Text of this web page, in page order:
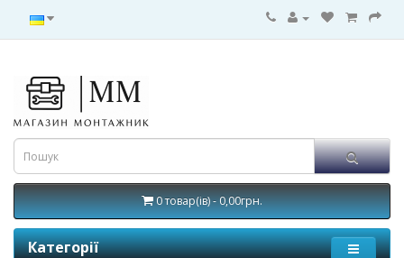
0 товар(ів) - 0,00грн.
Категорії